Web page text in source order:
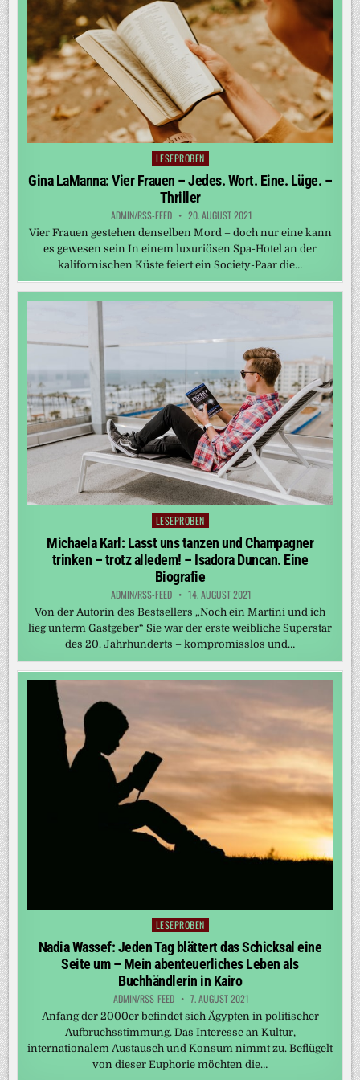
Posted
LESEPROBEN
Gina LaManna: Vier Frauen – Jedes. Wort. Eine. Lüge. –
Thriller
ADMIN/RSS-FEED 20. AUGUST 2021
Vier Frauen gestehen denselben Mord – doch nur eine kann
es gewesen sein In einem luxuriösen Spa-Hotel an der
kalifornischen Küste feiert ein Society-Paar die…
Posted
in
LESEPROBEN
Michaela Karl: Lasst uns tanzen und Champagner
trinken – trotz alledem! – Isadora Duncan. Eine
Biografie
ADMIN/RSS-FEED 14. AUGUST 2021
Von der Autorin des Bestsellers „Noch ein Martini und ich
lieg unterm Gastgeber“ Sie war der erste weibliche Superstar
des 20. Jahrhunderts – kompromisslos und…
Posted
in
LESEPROBEN
Nadia Wassef: Jeden Tag blättert das Schicksal eine
Seite um – Mein abenteuerliches Leben als
Buchhändlerin in Kairo
ADMIN/RSS-FEED 7. AUGUST 2021
Anfang der 2000er befindet sich Ägypten in politischer
Aufbruchsstimmung. Das Interesse an Kultur,
internationalem Austausch und Konsum nimmt zu. Beflügelt
von dieser Euphorie möchten die…